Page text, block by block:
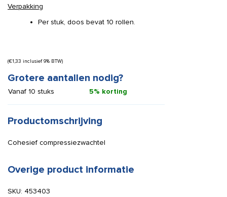
Verpakking
Per stuk, doos bevat 10 rollen.
(€1,33 inclusief 9% BTW)
Grotere aantallen nodig?
Vanaf 10 stuks 5% korting
Productomschrijving
Cohesief compressiezwachtel
Overige product informatie
SKU: 453403